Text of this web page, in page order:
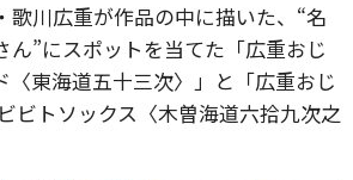
歌川広重が作品の中に描いた、“名
ん”にスポットを当てた「広重おじ
〈東海道五十三次〉」と「広重おじ
ビトソックス〈木曽海道六拾九次之